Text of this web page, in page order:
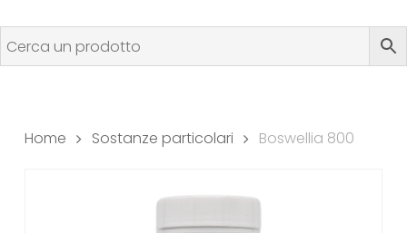
Home Sostanze particolari Boswellia 800